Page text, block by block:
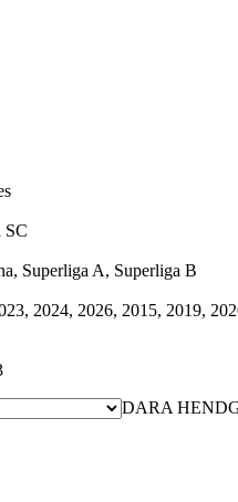
SC
Superliga A, Superliga B
2024, 2026, 2015, 2019,
DARA